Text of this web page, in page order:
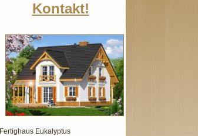
Kontakt!
Fertighaus Eukalyptus